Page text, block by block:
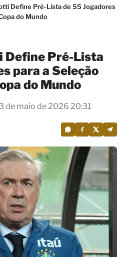
Define Pré-Lista de 55 Jogadores
do Mundo
Define Pré-Lista
para a Seleção
do Mundo
de maio de 2026 20:31